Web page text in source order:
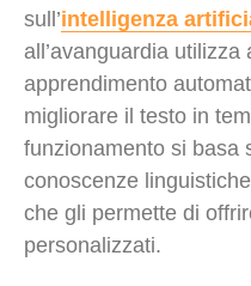
sull’intelligenza
all’avanguardia
apprendimento
migliorare il testo in
funzionamento si basa
conoscenze
che gli permette di
personalizzati.